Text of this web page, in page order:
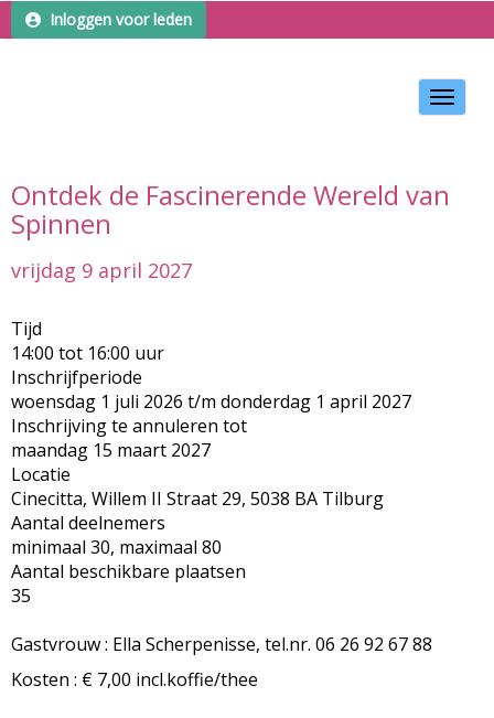
Inloggen voor leden
Toggle
Ontdek de Fascinerende Wereld van
Spinnen
vrijdag 9 april 2027
Tijd
14:00 tot 16:00 uur
Inschrijfperiode
woensdag 1 juli 2026 t/m donderdag 1 april 2027
Inschrijving te annuleren tot
maandag 15 maart 2027
Locatie
Cinecitta, Willem II Straat 29, 5038 BA Tilburg
Aantal deelnemers
minimaal 30, maximaal 80
Aantal beschikbare plaatsen
35
Gastvrouw : Ella Scherpenisse, tel.nr. 06 26 92 67 88
Kosten : € 7,00 incl.koffie/thee